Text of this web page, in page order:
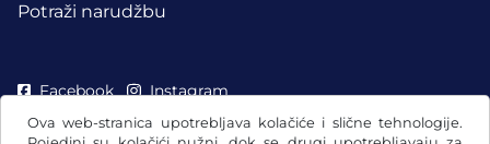
Ova web-stranica upotrebljava kolačiće i slične tehnologije.
Potraži narudžbu
Facebook Instagram